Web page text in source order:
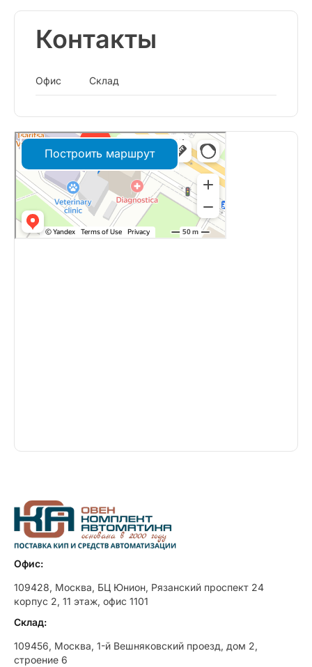
Контакты
Офис Склад
Построить маршрут
Офис:
109428, Москва, БЦ Юнион, Рязанский проспект 24
корпус 2, 11 этаж, офис 1101
Склад:
109456, Москва, 1-й Вешняковский проезд, дом 2,
строение 6